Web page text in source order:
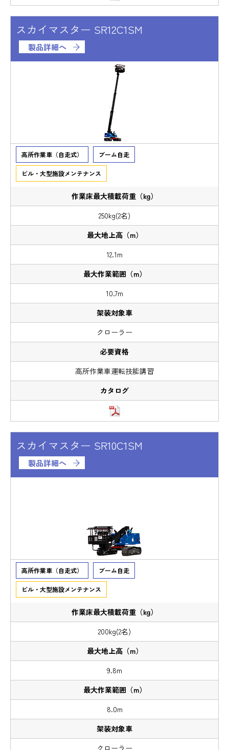
スカイマスター SR12C1SM
製品詳細へ
高所作業車（自走式） ブーム自走
ビル・大型施設メンテナンス
250kg(2名)
12.1m
10.7m
クローラー
高所作業車運転技能講習
スカイマスター SR10C1SM
製品詳細へ
高所作業車（自走式） ブーム自走
ビル・大型施設メンテナンス
200kg(2名)
9.8m
8.0m